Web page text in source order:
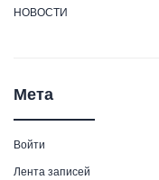
НОВОСТИ
Мета
Войти
Лента записей